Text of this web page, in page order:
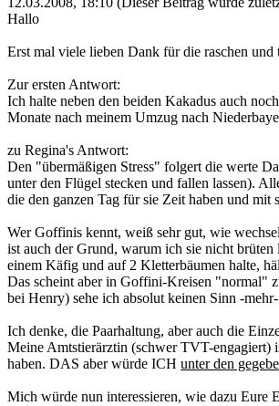
Hallo
Erst mal viele lieben Dank für die raschen
Zur ersten Antwort:
Ich halte neben den beiden Kakadus auch
Monate nach meinem Umzug nach
zu Regina's Antwort:
Den "übermäßigen Stress" folgert die werte
unter den Flügel stecken und fallen lassen).
die den ganzen Tag für sie Zeit haben und
Wer Goffinis kennt, weiß sehr gut, wie
ist auch der Grund, warum ich sie nicht
einem Käfig und auf 2 Kletterbäumen halte,
Das scheint aber in Goffini-Kreisen "normal"
bei Henry) sehe ich absolut keinen Sinn -
Ich denke, die Paarhaltung, aber auch die
Meine Amtstierärztin (schwer TVT-engagiert)
haben. DAS aber würde ICH unter den
Mich würde nun interessieren, wie dazu Eure